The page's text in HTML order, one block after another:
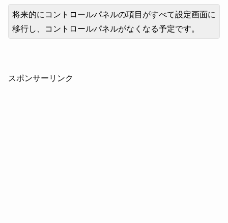
将来的にコントロールパネルの項目がすべて設定画面に
移行し、コントロールパネルがなくなる予定です。
スポンサーリンク